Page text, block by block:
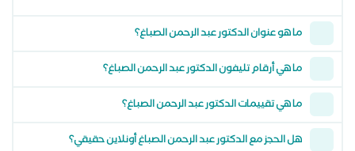
ما هو عنوان الدكتور عبد الرحمن الصباغ؟
ما هي أرقام تليفون الدكتور عبد الرحمن الصباغ؟
ما هي تقييمات الدكتور عبد الرحمن الصباغ؟
هل الحجز مع الدكتور عبد الرحمن الصباغ أونلاين حقيقي؟